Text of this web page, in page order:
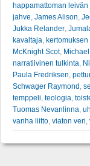
happamattoman leivän
jahve James Alison
Jukka Relander
kavaltaja kertomuksen
McKnight Scot,
narratiivinen tulkinta
Paula Fredriksen
Schwager Raymond
temppeli teologia
Tuomas Nevanlinna
vanha liitto viaton veri